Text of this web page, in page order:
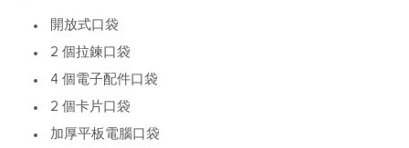
開放式口袋
2 個拉鍊口袋
4 個電子配件口袋
2 個卡片口袋
加厚平板電腦口袋